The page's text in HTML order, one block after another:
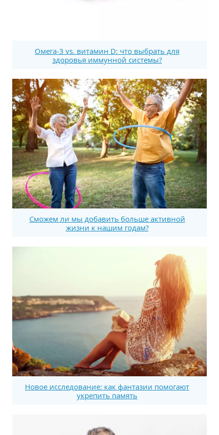
Омега-3 vs. витамин D: что выбрать для
здоровья иммунной системы?
Сможем ли мы добавить больше активной
жизни к нашим годам?
Новое исследование: как фантазии помогают
укрепить память